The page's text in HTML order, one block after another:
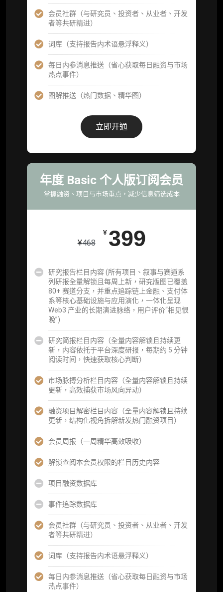
会员社群（与研究员、投资者、从业者、开发
者等共研精进）
词库（支持报告内术语悬浮释义）
每日内参消息推送（省心获取每日融资与市场
热点事件）
图解推送（热门数据、精华图）
立即开通
年度 Basic 个人版订阅会员
掌握融资、项目与市场重点，减少信息筛选成本
¥468
¥ 399
研究报告栏目内容 (所有项目、叙事与赛道系
列研报全量解锁且每周上新，研究版图已覆盖
80+ 赛道分支，并重点追踪链上金融、支付体
系等核心基础设施与应用演化，一体化呈现
Web3 产业的长期演进脉络，用户评价“相见恨
晚”)
研究简报栏目内容（全量内容解锁且持续更
新，内容依托于平台深度研报，每期约 5 分钟
阅读时间，快速获取核心判断）
市场脉搏分析栏目内容（全量内容解锁且持续
更新，高效捕获市场风向异动）
融资项目解密栏目内容（全量内容解锁且持续
更新，结构化视角拆解新发热门融资项目）
会员周报（一周精华高效吸收）
解锁查阅本会员权限的栏目历史内容
项目融资数据库
事件追踪数据库
会员社群（与研究员、投资者、从业者、开发
者等共研精进）
词库（支持报告内术语悬浮释义）
每日内参消息推送（省心获取每日融资与市场
热点事件）
¥ 59800
企业多账号 (3 席位，若需增加席位请联系客
服)
提供一页纸格局图、机构视角附录、结构化数
据集与定向持续追踪数据库，将研报内容沉淀
为可复用、可复核、可持续追踪的机构级研究
定制化研究服务（1次，课题/选题经审核通过
后，由业内享有盛誉的研究团队为你开展专项
研究，并交付一份完整研究报告）
及研究方向预告，提前了解核心观察变量与后
提前获取研报权（ 6 次，官方发布研报预告后
分析师 1 对 1 沟通（1 小时，话题需审核）
分析师专属答疑服务（3 次提问，话题需审
核）
查阅分析师答疑精华汇总栏目（精选高价值沉
机构专属社群（与业内高管、机构、基金等共
研精进）
可下载报告 PDF 版（18 次/年）
数据库产品 CSV 下载(可根据请求“全量”提
供，2次/年)
研究报告栏目内容 (所有项目、叙事与赛道系
列研报全量解锁且每周上新，研究版图已覆盖
系等核心基础设施与应用演化，一体化呈现
Web3 产业的长期演进脉络，用户评价“相见恨
晚”)
研究简报栏目内容（内容依托于研报，快速获
取研究对象核心判断）
市场脉搏分析、融资项目解密栏目内容（持续
更新，市场热点与热门融资项目轻松捕获）
项目融资数据库
事件追踪数据库